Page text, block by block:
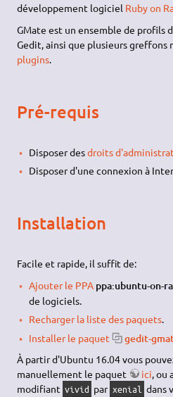
développement logiciel Ruby on
GMate est un ensemble de profils
Gedit, ainsi que plusieurs greffons
plugins
Pré-requis
Disposer desdroits
Disposer d'une connexion à
Installation
Facile et rapide, il suffit de:
Ajouter le PPA ppa:ubuntu-on-
de logiciels.
Recharger la liste des paquets.
Installer le paquet
gedit-
À partir d'Ubuntu 16.04 vous
manuellement le paquet
ici, ou
modifiant vivid par xenial dans